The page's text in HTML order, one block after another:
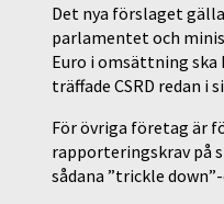
Det nya förslaget
parlamentet och
Euro i omsättning
träffade CSRD redan
För övriga företag är
rapporteringskrav på
sådana ”trickle